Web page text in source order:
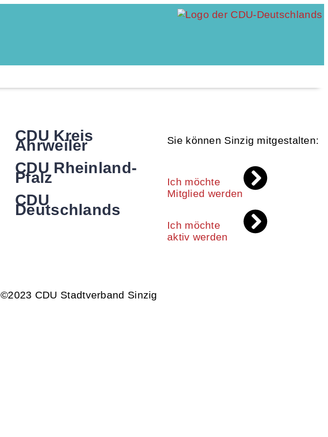
CDU Kreis
Ahrweiler
CDU Rheinland-
Pfalz
CDU
Deutschlands
Sie können Sinzig mitgestalten:
Ich möchte
Mitglied werden
Ich möchte
aktiv werden
©2023 CDU Stadtverband Sinzig